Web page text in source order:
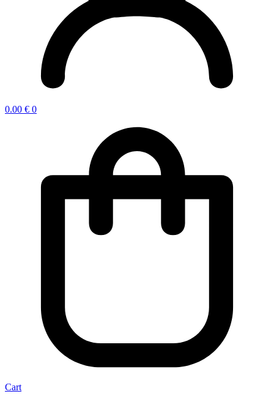
0.00 € 0
Cart